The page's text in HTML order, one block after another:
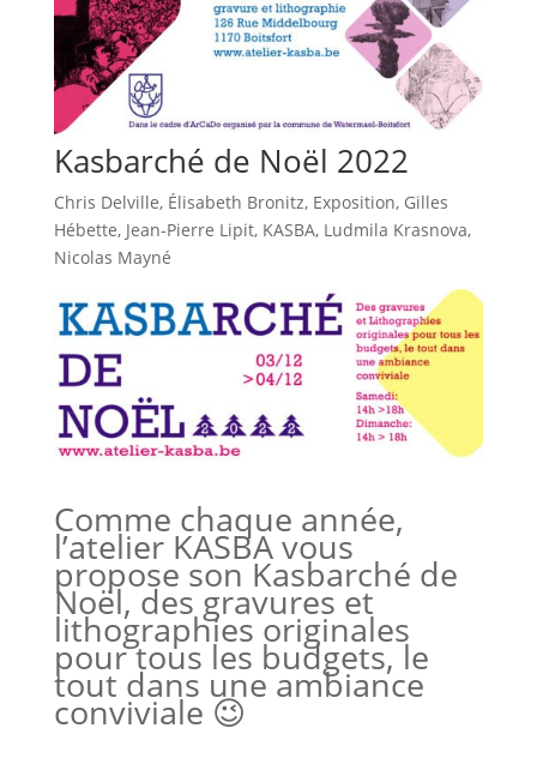
Kasbarché de Noël 2022
Chris Delville, Élisabeth Bronitz, Exposition, Gilles
Hébette, Jean-Pierre Lipit, KASBA, Ludmila Krasnova,
Nicolas Mayné
Comme chaque année,
l’atelier KASBA vous
propose son Kasbarché de
Noël, des gravures et
lithographies originales
pour tous les budgets, le
tout dans une ambiance
conviviale 😉